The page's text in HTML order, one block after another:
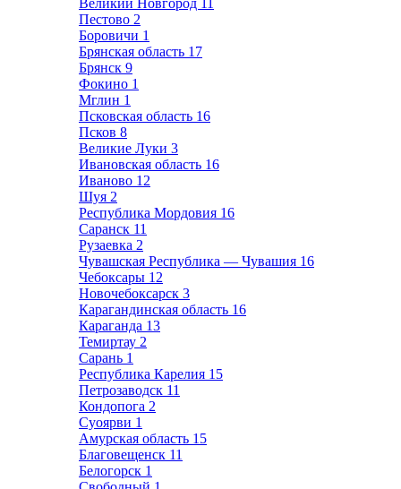
Великий Новгород 11
Пестово 2
Боровичи 1
Брянская область 17
Брянск 9
Фокино 1
Мглин 1
Псковская область 16
Псков 8
Великие Луки 3
Ивановская область 16
Иваново 12
Шуя 2
Республика Мордовия 16
Саранск 11
Рузаевка 2
Чувашская Республика — Чувашия 16
Чебоксары 12
Новочебоксарск 3
Карагандинская область 16
Караганда 13
Темиртау 2
Сарань 1
Республика Карелия 15
Петрозаводск 11
Кондопога 2
Суоярви 1
Амурская область 15
Благовещенск 11
Белогорск 1